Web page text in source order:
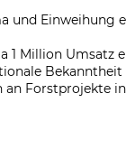
und Einweihung
1 Million Umsatz
Bekanntheit
Forstprojekte